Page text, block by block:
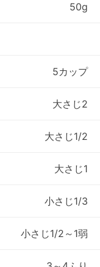
50g
5カップ
大さじ2
大さじ1/2
大さじ1
小さじ1/3
小さじ1/2～1弱